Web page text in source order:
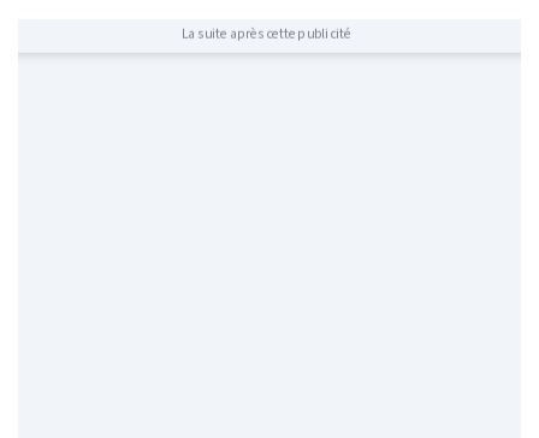
La suite après cette publicité